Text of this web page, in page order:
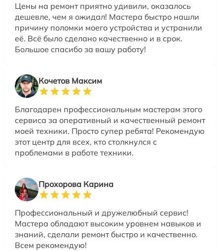
Цены на ремонт приятно удивили, оказалось
дешевле, чем я ожидал! Мастера быстро нашли
причину поломки моего устройства и устранили
её. Всё было сделано качественно и в срок.
Большое спасибо за вашу работу!
Кочетов Максим
Благодарен профессиональным мастерам этого
сервиса за оперативный и качественный ремонт
моей техники. Просто супер ребята! Рекомендую
этот центр для всех, кто столкнулся с
проблемами в работе техники.
Прохорова Карина
Профессиональный и дружелюбный сервис!
Мастера обладают высоким уровнем навыков и
знаний, сделали ремонт быстро и качественно.
Всем рекомендую!